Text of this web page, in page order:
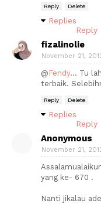
Reply Delete
Replies
Reply
fizalinolie
November 21,
@ Fendy... Tu
terbaik.
Reply Delete
Replies
Reply
Anonymous
November 21,
yang ke- 670 .
Nanti jikalau